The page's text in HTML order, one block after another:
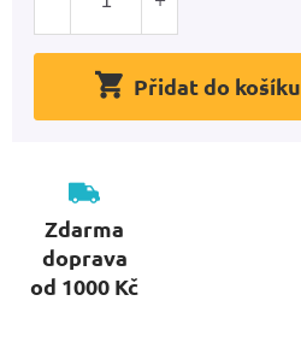
Přidat do košíku
Zdarma
doprava
od 1000 Kč